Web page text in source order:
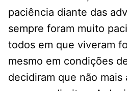
paciência diante das
sempre foram muito
todos em que viveram
mesmo em condições
decidiram que não mais